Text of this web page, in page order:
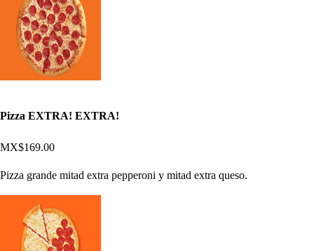
Pizza EXTRA! EXTRA!
MX$169.00
Pizza grande mitad extra pepperoni y mitad extra queso.